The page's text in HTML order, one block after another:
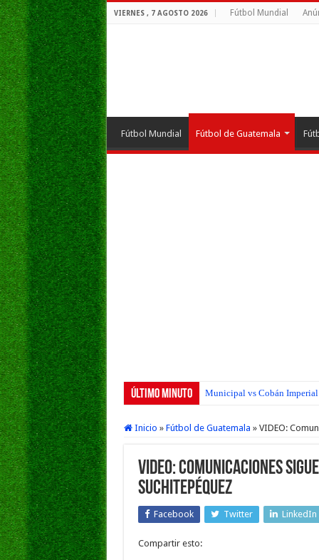
VIERNES , 7 AGOSTO 2026 Fútbol Mundial
Fútbol Mundial Fútbol de Guatemala
Último Minuto Municipal vs Cobán Imperial
Inicio » Fútbol de Guatemala » VIDEO:
VIDEO: Comunicaciones
Suchitepéquez
Facebook Twitter LinkedIn
Compartir esto: